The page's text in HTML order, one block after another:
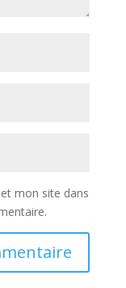
mon site dans